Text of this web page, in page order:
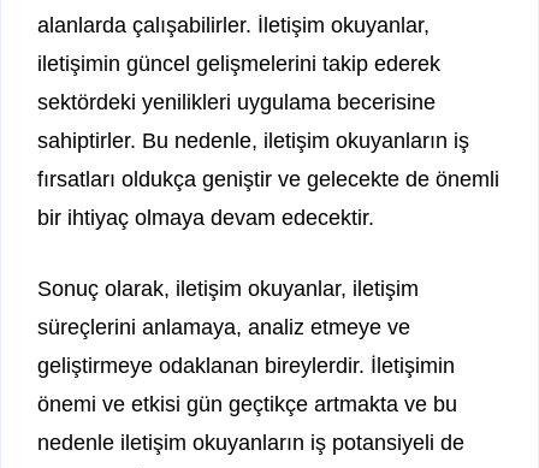
alanlarda çalışabilirler. İletişim okuyanlar,
iletişimin güncel gelişmelerini takip ederek
sektördeki yenilikleri uygulama becerisine
sahiptirler. Bu nedenle, iletişim okuyanların iş
fırsatları oldukça geniştir ve gelecekte de önemli
bir ihtiyaç olmaya devam edecektir.
Sonuç olarak, iletişim okuyanlar, iletişim
süreçlerini anlamaya, analiz etmeye ve
geliştirmeye odaklanan bireylerdir. İletişimin
önemi ve etkisi gün geçtikçe artmakta ve bu
nedenle iletişim okuyanların iş potansiyeli de